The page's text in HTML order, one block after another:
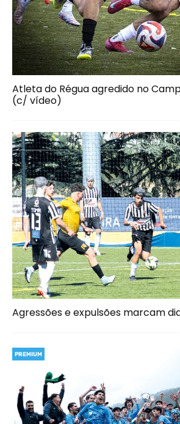
Atleta do Régua agredido no
(c/ vídeo)
Agressões e expulsões marcam
PREMIUM